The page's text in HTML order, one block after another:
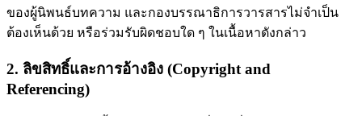
ของผู้นิพนธ์บทความ และกองบรรณาธิการวารสารไม่จำเป็น
ต้องเห็นด้วย หรือร่วมรับผิดชอบใด ๆ ในเนื้อหาดังกล่าว
2. ลิขสิทธิ์และการอ้างอิง (Copyright and
Referencing)